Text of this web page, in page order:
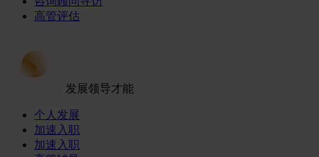
高管评估
发展领导才能
个人发展
加速入职
加速入职